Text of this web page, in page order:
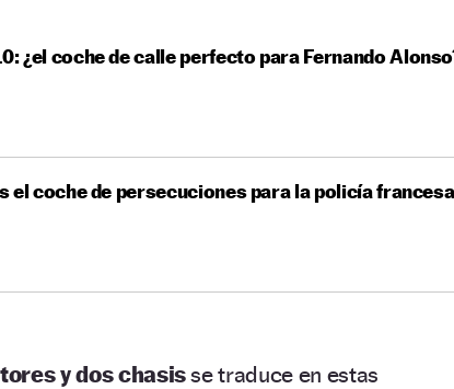
¿el coche de calle perfecto para Fernando
el coche de persecuciones para la policía francesa
y dos chasisse traduce en estas